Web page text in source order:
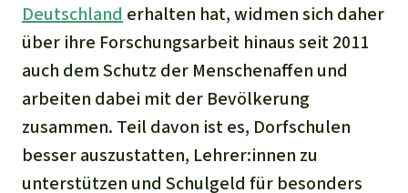
Zement und Beton
Deutschland erhalten hat, widmen sich daher
über ihre Forschungsarbeit hinaus seit 2011
auch dem Schutz der Menschenaffen und
arbeiten dabei mit der Bevölkerung
zusammen. Teil davon ist es, Dorfschulen
besser auszustatten, Lehrer:innen zu
unterstützen und Schulgeld für besonders